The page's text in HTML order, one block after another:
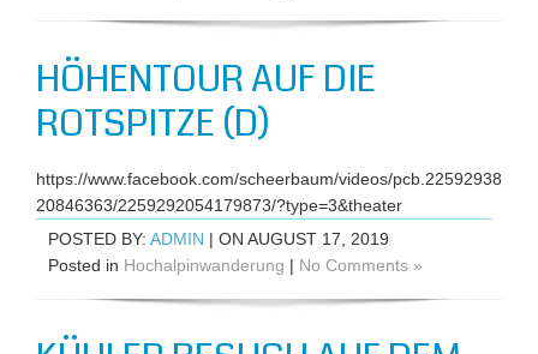
HÖHENTOUR AUF DIE
ROTSPITZE (D)
https://www.facebook.com/scheerbaum/videos/pcb.22592938
20846363/2259292054179873/?type=3&theater
POSTED BY: ADMIN | ON AUGUST 17, 2019
Posted in Hochalpinwanderung | No Comments »